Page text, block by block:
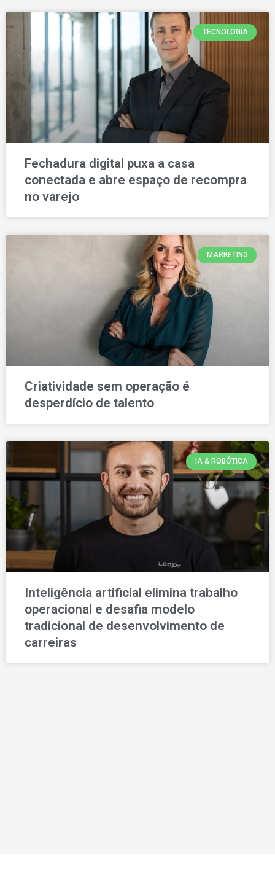
TECNOLOGIA
Fechadura digital puxa a casa
conectada e abre espaço de recompra
no varejo
MARKETING
Criatividade sem operação é
desperdício de talento
IA & ROBÓTICA
Inteligência artificial elimina trabalho
operacional e desafia modelo
tradicional de desenvolvimento de
carreiras